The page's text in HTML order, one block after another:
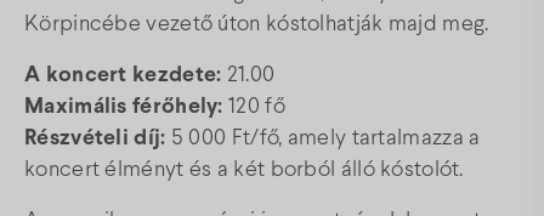
Körpincébe vezető úton kóstolhatják majd meg.
A koncert kezdete: 21.00
Maximális férőhely: 120 fő
Részvételi díj: 5 000 Ft/fő, amely tartalmazza a
koncert élményt és a két borból álló kóstolót.